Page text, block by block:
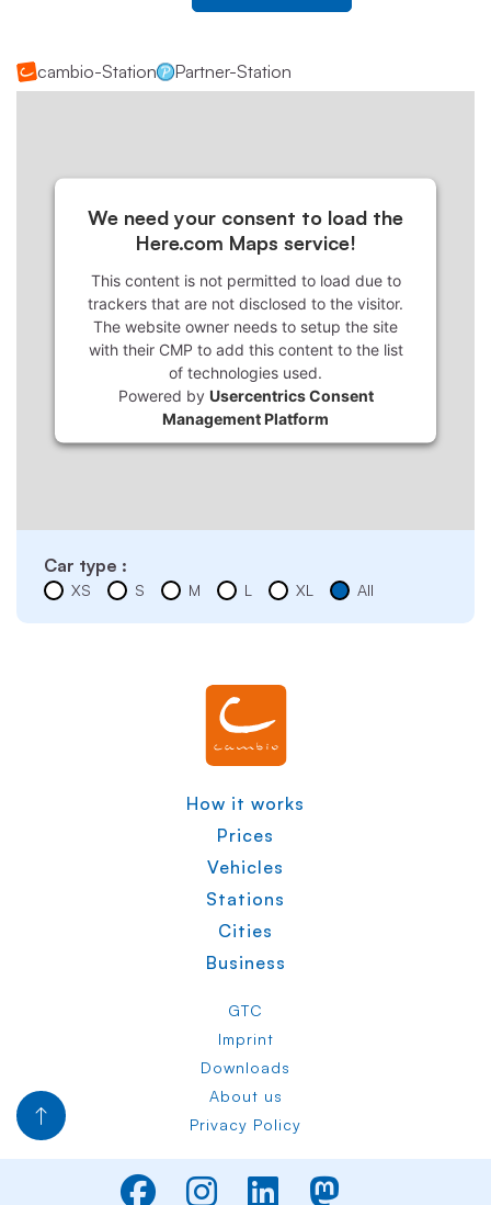
cambio-Station Partner-Station
We need your consent to load the
Here.com Maps service!
This content is not permitted to load due to
trackers that are not disclosed to the visitor.
The website owner needs to setup the site
with their CMP to add this content to the list
of technologies used.
Powered by Usercentrics Consent
Management Platform
Car type :
XS S M L XL All
How it works
Prices
Vehicles
Stations
Cities
Business
GTC
Imprint
Downloads
About us
Privacy Policy